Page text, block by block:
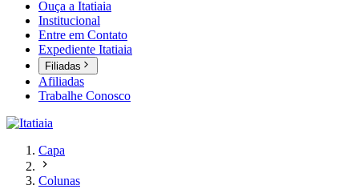
Ouça a Itatiaia
Institucional
Entre em Contato
Expediente Itatiaia
Filiadas
Afiliadas
Trabalhe Conosco
Capa
Colunas